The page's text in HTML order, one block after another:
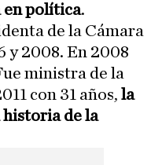
en política.
de la Cámara
y 2008. En 2008
ministra de la
con 31 años, la
de la